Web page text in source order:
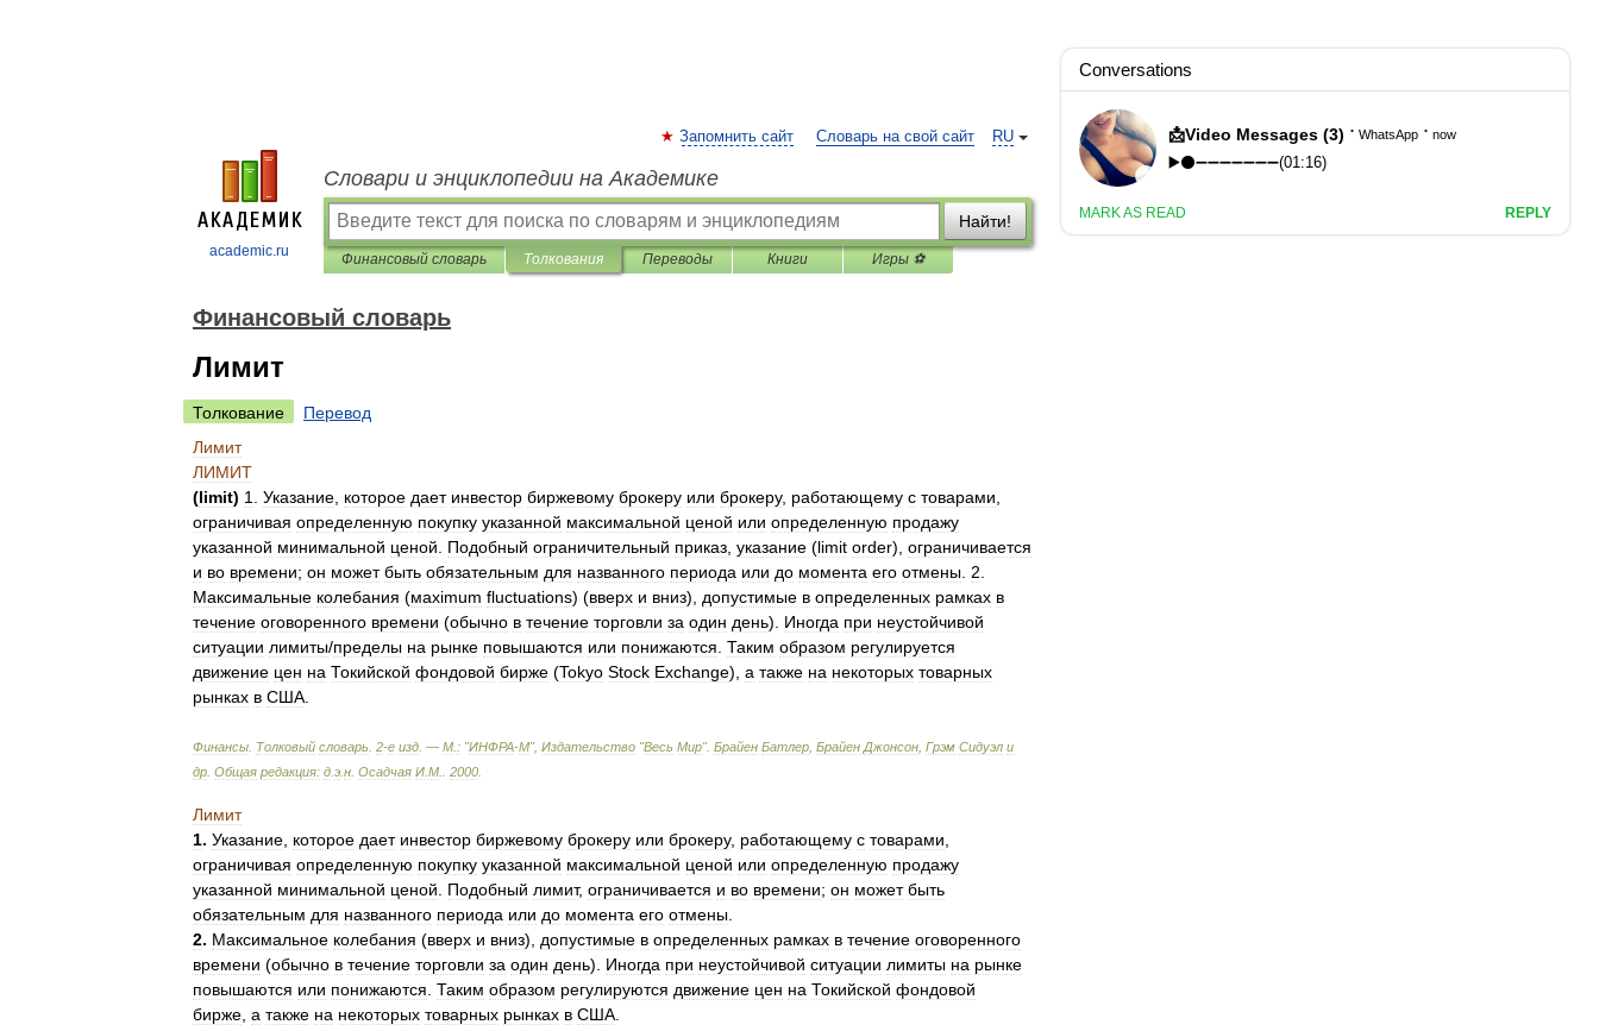
academic.ru
RU
Запомнить сайт Словарь на свой сайт
Словари и энциклопедии на Академике
Найти!
Финансовый словарь Толкования Переводы Книги Игры ⚽
Финансовый словарь
Лимит
Толкование
Перевод
Лимит
ЛИМИТ
(limit) 1 Указание которое дает инвестор биржевому брокеру или брокеру, работающему с товарами
ограничивая определенную покупку указанной максимальной ценой или определенную продажу
указанной минимальной ценой Подобный ограничительный приказ указание (limit order), ограничивается
и во времени; он может быть обязательным для названного периода или до момента его отмены 2
Максимальные колебания (махimum fluctuations) (вверх и вниз), допустимые в определенных рамках в
течение оговоренного времени (обычно в течение торговли за один день). Иногда при неустойчивой
ситуации лимиты/пределы на рынке повышаются или понижаются Таким образом регулируется
движение цен на Токийской фондовой бирже (Tokyo Stock Exchange), а также на некоторых товарных
рынках в США
Финансы Толковый словарь 2-е изд . — М : "ИНФРА-М", Издательство "Весь Мир". Брайен Батлер Брайен Джонсон Грэм Сидуэл и
др Общая редакция: д э н Осадчая И М 2000
Лимит
1. Указание которое дает инвестор биржевому брокеру или брокеру, работающему с товарами
ограничивая определенную покупку указанной максимальной ценой или определенную продажу
указанной минимальной ценой Подобный лимит, ограничивается и во времени; он может быть
обязательным для названного периода или до момента его отмены
2. Максимальное колебания (вверх и вниз), допустимые в определенных рамках в течение оговоренного
времени (обычно в течение торговли за один день). Иногда при неустойчивой ситуации лимиты на рынке
повышаются или понижаются Таким образом регулируются движение цен на Токийской фондовой
бирже а также на некоторых товарных рынках в США